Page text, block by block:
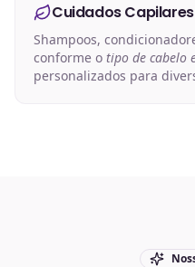
Cuidados Capilares
Shampoos,
conforme o tipo de cabelo
personalizados para